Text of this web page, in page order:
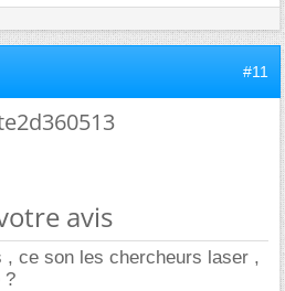
#11
avis
, ce son les chercheurs laser ,
?